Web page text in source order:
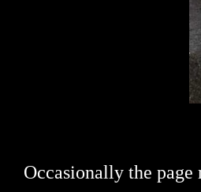
Occasionally the